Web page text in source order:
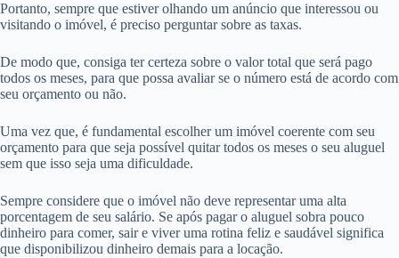
Portanto, sempre que estiver olhando um anúncio que interessou ou
visitando o imóvel, é preciso perguntar sobre as taxas.
De modo que, consiga ter certeza sobre o valor total que será pago
todos os meses, para que possa avaliar se o número está de acordo com
seu orçamento ou não.
Uma vez que, é fundamental escolher um imóvel coerente com seu
orçamento para que seja possível quitar todos os meses o seu aluguel
sem que isso seja uma dificuldade.
Sempre considere que o imóvel não deve representar uma alta
porcentagem de seu salário. Se após pagar o aluguel sobra pouco
dinheiro para comer, sair e viver uma rotina feliz e saudável significa
que disponibilizou dinheiro demais para a locação.